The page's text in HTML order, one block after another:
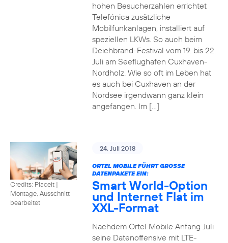
hohen Besucherzahlen errichtet
Telefónica zusätzliche
Mobilfunkanlagen, installiert auf
speziellen LKWs. So auch beim
Deichbrand-Festival vom 19. bis 22.
Juli am Seeflughafen Cuxhaven-
Nordholz. Wie so oft im Leben hat
es auch bei Cuxhaven an der
Nordsee irgendwann ganz klein
angefangen. Im […]
Credits: Placeit |
Montage, Ausschnitt
bearbeitet
24. Juli 2018
ORTEL MOBILE FÜHRT GROSSE D
ATENPAKETE EIN:
Smart World-Option
und Internet Flat im
XXL-Format
Nachdem Ortel Mobile Anfang Juli
seine Datenoffensive mit LTE-